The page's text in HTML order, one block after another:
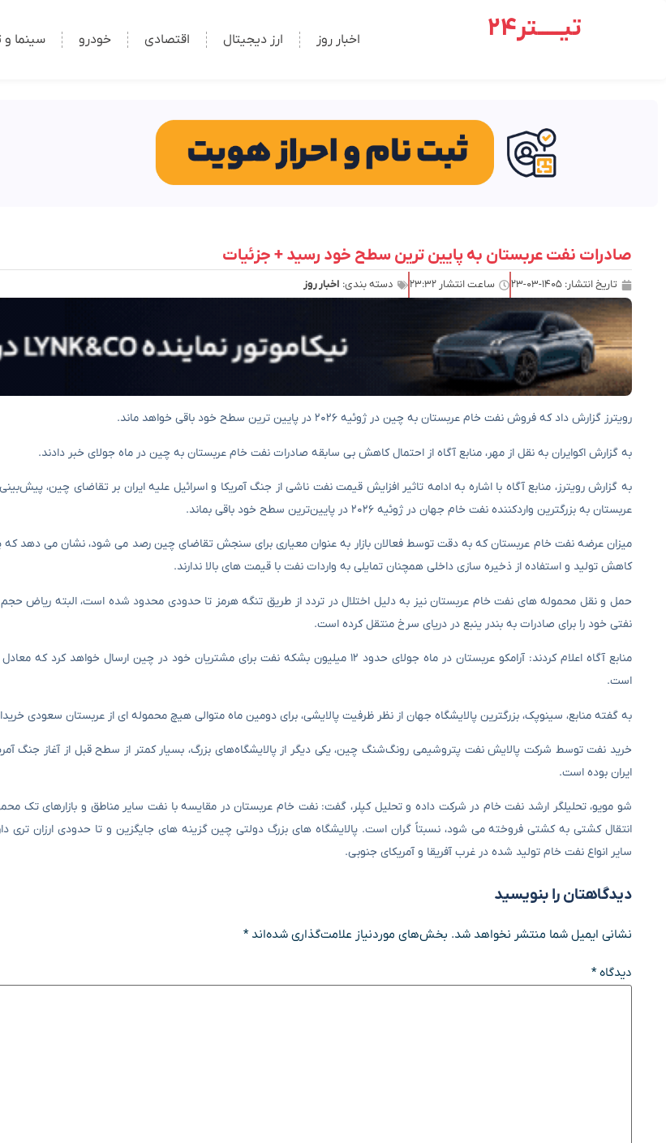
تیـــــتر24 اخبار روز ارز دیجیتال اقتصادی خودرو سینما و
صادرات نفت عربستان به پایین ترین سطح خود رسید + جزئیات
تاریخ انتشار: ۱۴۰۵-۰۳-۲۳ ساعت انتشار ۲۳:۳۲ دسته بندی: اخبار روز
رویترز گزارش داد که فروش نفت خام عربستان به چین در ژوئیه ۲۰۲۶ در پایین ترین سطح خود باقی خواهد ماند.
به گزارش اکوایران به نقل از مهر، منابع آگاه از احتمال کاهش بی سابقه صادرات نفت خام عربستان به چین در ماه جولای خبر دادند.
به گزارش رویترز، منابع آگاه با اشاره به ادامه تاثیر افزایش قیمت نفت ناشی از جنگ آمریکا و اسرائیل علیه ایران بر تقاضای چین،
عربستان به بزرگترین واردکننده نفت خام جهان در ژوئیه ۲۰۲۶ در پایین‌ترین سطح خود باقی بماند.
میزان عرضه نفت خام عربستان که به دقت توسط فعالان بازار به عنوان معیاری برای سنجش تقاضای چین رصد می شود، نشان می دهد که
کاهش تولید و استفاده از ذخیره سازی داخلی همچنان تمایلی به واردات نفت با قیمت های بالا ندارند.
حمل و نقل محموله های نفت خام عربستان نیز به دلیل اختلال در تردد از طریق تنگه هرمز تا حدودی محدود شده است، البته ریاض
نفتی خود را برای صادرات به بندر ینبع در دریای سرخ منتقل کرده است.
است.
به گفته منابع، سینوپک، بزرگترین پالایشگاه جهان از نظر ظرفیت پالایشی، برای دومین ماه متوالی هیچ محموله ای از عربستان سعودی
خرید نفت توسط شرکت پالایش نفت پتروشیمی رونگ‌شنگ چین، یکی دیگر از پالایشگاه‌های بزرگ، بسیار کمتر از سطح قبل از آغاز جنگ
ایران بوده است.
شو مویو، تحلیلگر ارشد نفت خام در شرکت داده و تحلیل کپلر، گفت: نفت خام عربستان در مقایسه با نفت سایر مناطق و بازارهای تک
انتقال کشتی به کشتی فروخته می شود، نسبتاً گران است. پالایشگاه های بزرگ دولتی چین گزینه های جایگزین و تا حدودی ارزان تری
سایر انواع نفت خام تولید شده در غرب آفریقا و آمریکای جنوبی.
دیدگاهتان را بنویسید
نشانی ایمیل شما منتشر نخواهد شد. بخش‌های موردنیاز علامت‌گذاری شده‌اند*
دیدگاه*